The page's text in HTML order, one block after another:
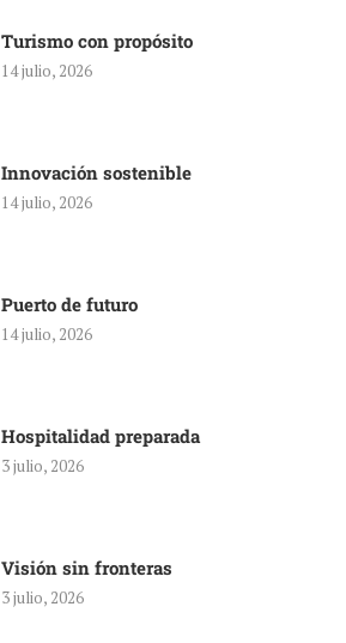
Turismo con propósito
14 julio, 2026
Innovación sostenible
14 julio, 2026
Puerto de futuro
14 julio, 2026
Hospitalidad preparada
3 julio, 2026
Visión sin fronteras
3 julio, 2026